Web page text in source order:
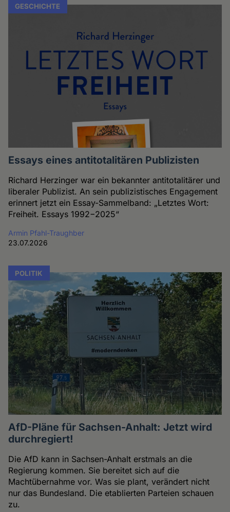
GESCHICHTE
Essays eines antitotalitären Publizisten
Richard Herzinger war ein bekannter antitotalitärer und
liberaler Publizist. An sein publizistisches Engagement
erinnert jetzt ein Essay-Sammelband: „Letztes Wort:
Freiheit. Essays 1992−2025“
Armin Pfahl-Traughber
23.07.2026
POLITIK
AfD-Pläne für Sachsen-Anhalt: Jetzt wird
durchregiert!
Die AfD kann in Sachsen-Anhalt erstmals an die
Regierung kommen. Sie bereitet sich auf die
Machtübernahme vor. Was sie plant, verändert nicht
nur das Bundesland. Die etablierten Parteien schauen
zu.